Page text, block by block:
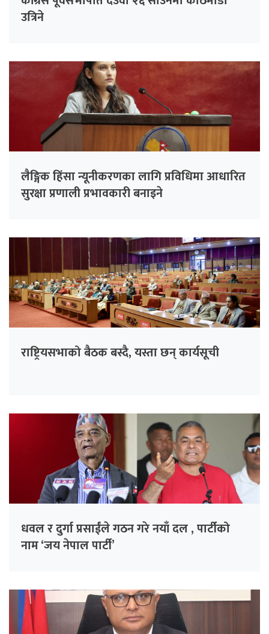
उत्रिने
लैङ्गिक हिंसा न्यूनीकरणका लागि प्रविधिमा आधारित
सुरक्षा प्रणाली प्रभावकारी बनाइने
राष्ट्रियसभाको बैठक बस्दै, यस्ता छन् कार्यसूची
धवल र दुर्गा प्रसाईंले गठन गरे नयाँ दल , पार्टीको
नाम ‘जय नेपाल पार्टी’